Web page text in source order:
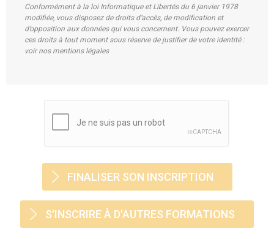
Conformément à la loi Informatique et Libertés du 6 janvier 1978
modifiée, vous disposez de droits d’accès, de modification et
d’opposition aux données qui vous concernent. Vous pouvez exercer
ces droits à tout moment sous réserve de justifier de votre identité :
voir nos mentions légales
S'INSCRIRE À D'AUTRES FORMATIONS